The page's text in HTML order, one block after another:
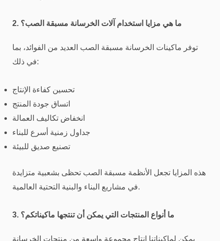
2. ما هي مزايا استخدام آلات الخرسانة مسبقة الصب؟
توفر ماكينات الخرسانة مسبقة الصب العديد من الفوائد، بما
في ذلك:
تحسين كفاءة الإنتاج
اتساق جودة المنتج
انخفاض تكاليف العمالة
جداول زمنية أسرع للبناء
تصنيع صديق للبيئة
هذه المزايا تجعل الأنظمة مسبقة الصب تحظى بشعبية متزايدة
في مشاريع البناء والبنية التحتية العالمية.
3. ما أنواع المنتجات التي يمكن أن تنتجها ماكيناتكم؟
يمكن لماكيناتنا إنتاج مجموعة واسعة من منتجات الخرسانة